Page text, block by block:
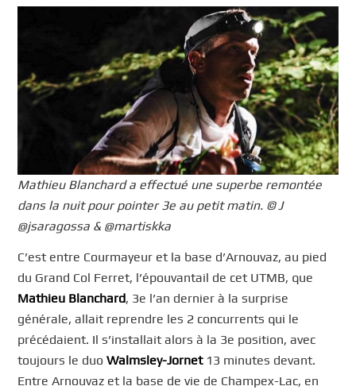
Mathieu Blanchard a effectué une superbe remontée
dans la nuit pour pointer 3e au petit matin. © J
@jsaragossa & @martiskka
C’est entre Courmayeur et la base d’Arnouvaz, au pied
du Grand Col Ferret, l’épouvantail de cet UTMB, que
Mathieu Blanchard, 3e l’an dernier à la surprise
générale, allait reprendre les 2 concurrents qui le
précédaient. Il s’installait alors à la 3e position, avec
toujours le duoWalmsley-Jornet13 minutes devant.
Entre Arnouvaz et la base de vie de Champex-Lac, en